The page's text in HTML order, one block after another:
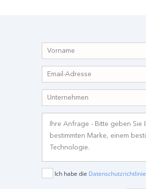
Ich habe die Datenschutzrichtlinie